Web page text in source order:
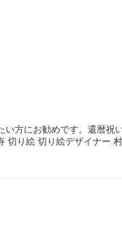
い方にお勧めです。還暦祝
切り絵 切り絵デザイナー